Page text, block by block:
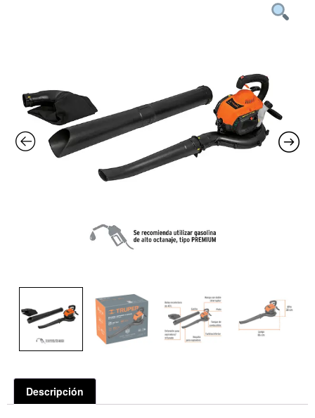
Descripción